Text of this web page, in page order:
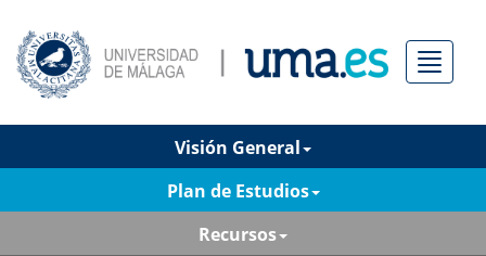
Menú
Visión General
Plan de Estudios
Recursos